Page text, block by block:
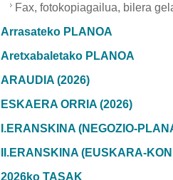
Fax, fotokopiagailua, bilera
Arrasateko PLANOA
Aretxabaletako PLANOA
ARAUDIA (2026)
ESKAERA ORRIA (2026)
I.ERANSKINA (NEGOZIO-
II.ERANSKINA (EUSKARA-
2026ko TASAK